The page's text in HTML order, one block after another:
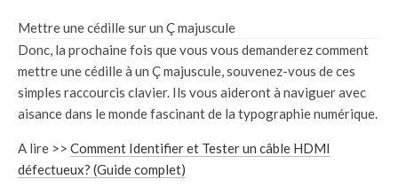
Mettre une cédille sur un Ç majuscule
Donc, la prochaine fois que vous vous demanderez comment
mettre une cédille à un Ç majuscule, souvenez-vous de ces
simples raccourcis clavier. Ils vous aideront à naviguer avec
aisance dans le monde fascinant de la typographie numérique.
A lire >> Comment Identifier et Tester un câble HDMI
défectueux? (Guide complet)